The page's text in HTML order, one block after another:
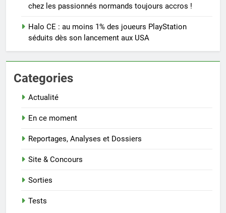
chez les passionnés normands toujours accros !
Halo CE : au moins 1% des joueurs PlayStation
séduits dès son lancement aux USA
Categories
Actualité
En ce moment
Reportages, Analyses et Dossiers
Site & Concours
Sorties
Tests